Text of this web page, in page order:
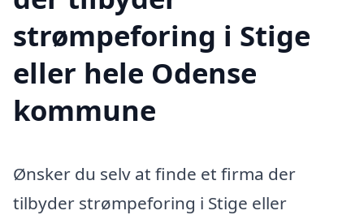
strømpeforing i Stige
eller hele Odense
kommune
Ønsker du selv at finde et firma der
tilbyder strømpeforing i Stige eller